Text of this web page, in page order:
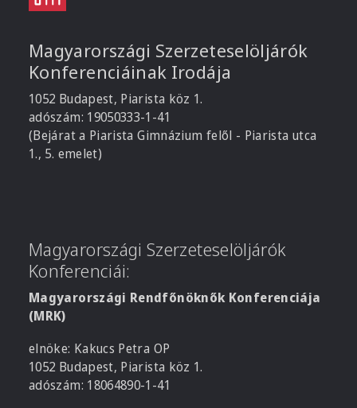
Magyarországi Szerzeteselöljárók
Konferenciáinak Irodája
1052 Budapest, Piarista köz 1.
adószám: 19050333-1-41
(Bejárat a Piarista Gimnázium felől - Piarista utca
1., 5. emelet)
Magyarországi Szerzeteselöljárók
Konferenciái:
Magyarországi Rendfőnöknők Konferenciája
(MRK)
elnöke: Kakucs Petra OP
1052 Budapest, Piarista köz 1.
adószám: 18064890-1-41